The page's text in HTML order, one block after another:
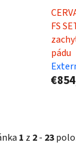
FS
pádu
1 z 2- 23